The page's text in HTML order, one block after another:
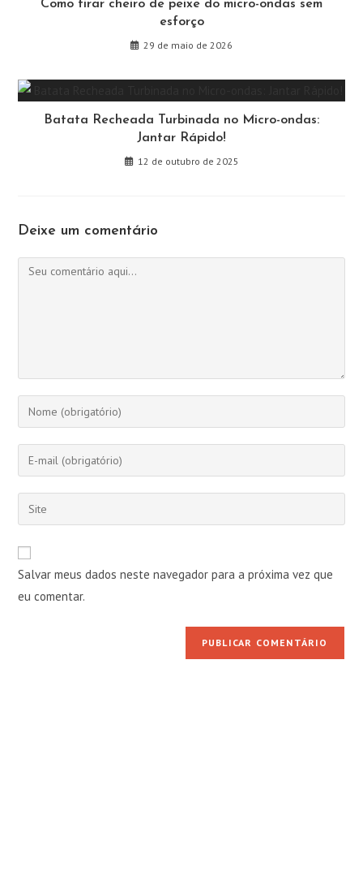
Como tirar cheiro de peixe do micro-ondas sem
esforço
29 de maio de 2026
Batata Recheada Turbinada no Micro-ondas:
Jantar Rápido!
12 de outubro de 2025
Deixe um comentário
Comentário
Digite
seu
nome
ou
de
usuário
para
comentar
Digite
seu
endereço
de
para
comentar
Digite
o
do
seu
site
Salvar meus dados neste navegador para a próxima vez que
eu comentar.